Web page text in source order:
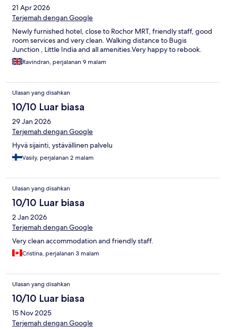
21 Apr 2026
Terjemah dengan Google
Newly furnished hotel, close to Rochor MRT, friendly staff, good
room services and very clean. Walking distance to Bugis
Junction , Little India and all amenities.Very happy to rebook.
Ravindran, perjalanan 9 malam
Ulasan yang disahkan
10/10 Luar biasa
29 Jan 2026
Terjemah dengan Google
Hyvä sijainti, ystävällinen palvelu
Vasily, perjalanan 2 malam
Ulasan yang disahkan
10/10 Luar biasa
2 Jan 2026
Terjemah dengan Google
Very clean accommodation and friendly staff.
Cristina, perjalanan 3 malam
Ulasan yang disahkan
10/10 Luar biasa
15 Nov 2025
Terjemah dengan Google